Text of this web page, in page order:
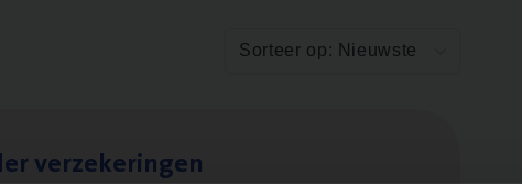
Sorteer op: Nieuwste
verzekeringen